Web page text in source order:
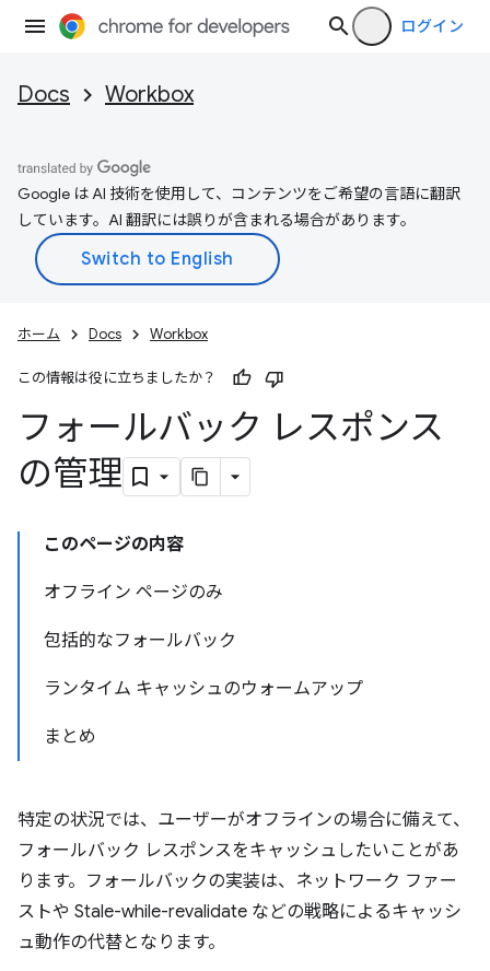
ログイン
Docs Workbox
Google は AI 技術を使用して、コンテンツをご希望の言語に翻訳
しています。AI 翻訳には誤りが含まれる場合があります。
ホーム Docs Workbox
この情報は役に立ちましたか？
フォールバック レスポンス
の管理
このページの内容
オフライン ページのみ
包括的なフォールバック
ランタイム キャッシュのウォームアップ
まとめ
特定の状況では、ユーザーがオフラインの場合に備えて、
フォールバック レスポンスをキャッシュしたいことがあ
ります。フォールバックの実装は、ネットワーク ファー
ストや Stale-while-revalidate などの戦略によるキャッシ
ュ動作の代替となります。